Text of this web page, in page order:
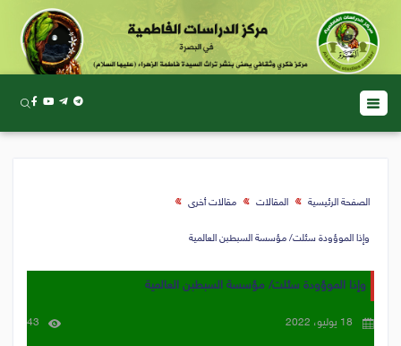
الصفحة الرئيسية المقالات مقالات أخرى
وإذا الموؤودة سئلت/ مؤسسة السبطبن العالمية
وإذا الموؤودة سئلت/ مؤسسة السبطبن العالمية
18 يوليو، 2022 43